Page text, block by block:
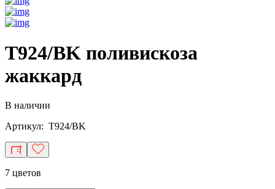
T924/BK поливискоза
жаккард
В наличии
Артикул: T924/BK
7 цветов